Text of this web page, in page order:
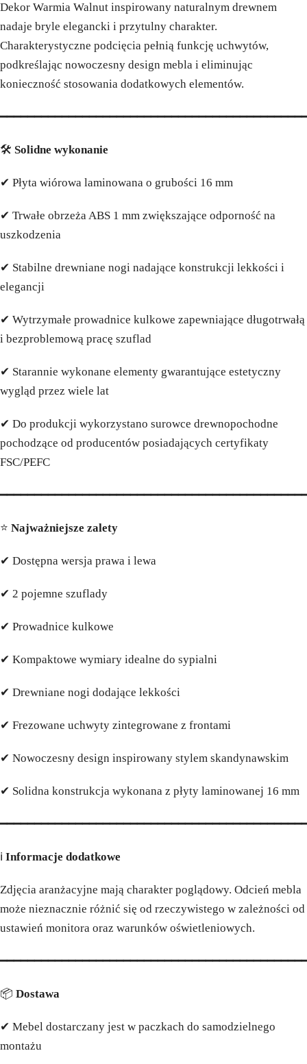
Dekor Warmia Walnut inspirowany naturalnym drewnem
nadaje bryle elegancki i przytulny charakter.
Charakterystyczne podcięcia pełnią funkcję uchwytów,
podkreślając nowoczesny design mebla i eliminując
konieczność stosowania dodatkowych elementów.
🛠️ Solidne wykonanie
✔ Płyta wiórowa laminowana o grubości 16 mm
✔ Trwałe obrzeża ABS 1 mm zwiększające odporność na
uszkodzenia
✔ Stabilne drewniane nogi nadające konstrukcji lekkości i
elegancji
✔ Wytrzymałe prowadnice kulkowe zapewniające długotrwałą
i bezproblemową pracę szuflad
✔ Starannie wykonane elementy gwarantujące estetyczny
wygląd przez wiele lat
✔ Do produkcji wykorzystano surowce drewnopochodne
pochodzące od producentów posiadających certyfikaty
FSC/PEFC
⭐ Najważniejsze zalety
✔ Dostępna wersja prawa i lewa
✔ 2 pojemne szuflady
✔ Prowadnice kulkowe
✔ Kompaktowe wymiary idealne do sypialni
✔ Drewniane nogi dodające lekkości
✔ Frezowane uchwyty zintegrowane z frontami
✔ Nowoczesny design inspirowany stylem skandynawskim
✔ Solidna konstrukcja wykonana z płyty laminowanej 16 mm
ℹ️ Informacje dodatkowe
Zdjęcia aranżacyjne mają charakter poglądowy. Odcień mebla
może nieznacznie różnić się od rzeczywistego w zależności od
ustawień monitora oraz warunków oświetleniowych.
📦 Dostawa
✔ Mebel dostarczany jest w paczkach do samodzielnego
montażu